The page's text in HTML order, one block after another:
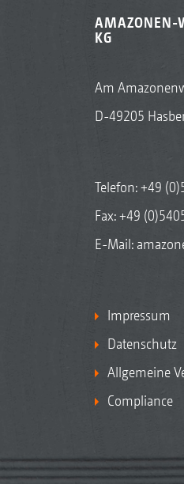
AMAZONEN-
KG
Am
D-49205
Telefon:+49
Fax: +49
E-Mail:
Impressum
Datenschutz
Allgemeine
Compliance